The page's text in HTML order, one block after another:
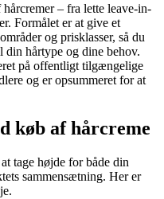
– fra lette leave-in-
Formålet er at give et
og prisklasser, så du
din hårtype og dine behov.
på offentligt tilgængelige
og er opsummeret for at
køb af hårcreme
tage højde for både din
sammensætning. Her er